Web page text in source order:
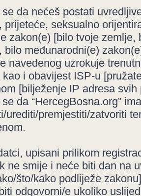
da nećeš postati
prijeteće, seksualno
zakon(e) [bilo tvoje zemlje,
bilo međunarodni(e)
navedenog uzrokuje
kao i obavijest ISP-u
[bilježenje IP adresa
da “HercegBosna.org”
urediti/premjestiti/zatvoriti
upisani prilikom
ne smije i neće biti dan na
što/kako podliježe
odgovorni/e ukoliko